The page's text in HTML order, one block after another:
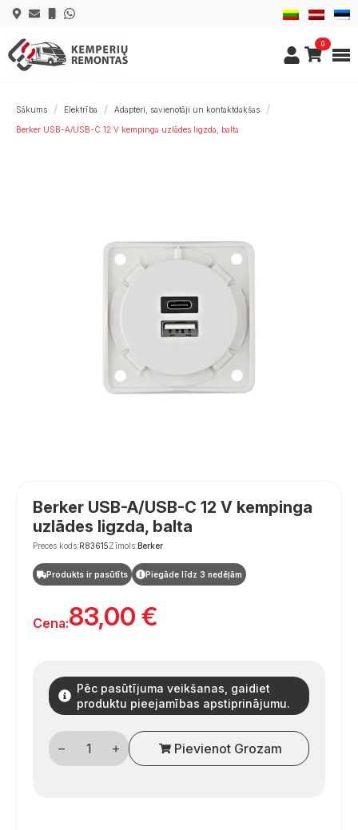
0
Sākums Elektrība Adapteri, savienotāji un kontaktdakšas
Berker USB-A/USB-C 12 V kempinga uzlādes ligzda, balta
Berker USB-A/USB-C 12 V kempinga
uzlādes ligzda, balta
Preces kods:R83615Zīmols:Berker
Produkts ir pasūtīts Piegāde līdz 3 nedēļām
Cena:83,00 €
Pēc pasūtījuma veikšanas, gaidiet
produktu pieejamības apstiprinājumu.
Berker
USB-
A
Pievienot Grozam